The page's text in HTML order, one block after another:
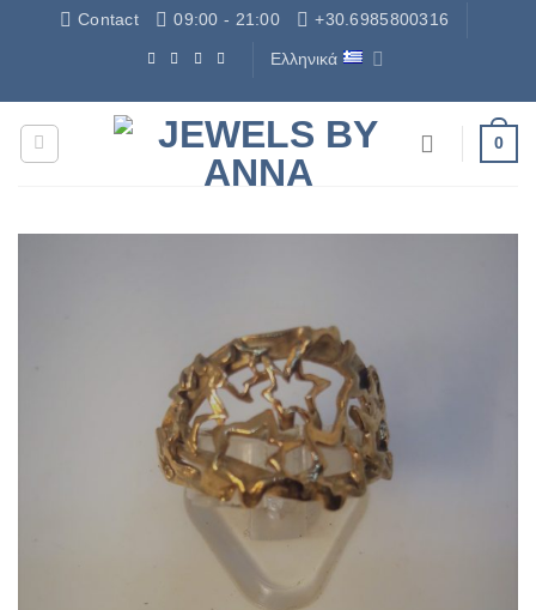
ΜετάβασηContact 09:00 - 21:00 +30.6985800316
Ελληνικά
0